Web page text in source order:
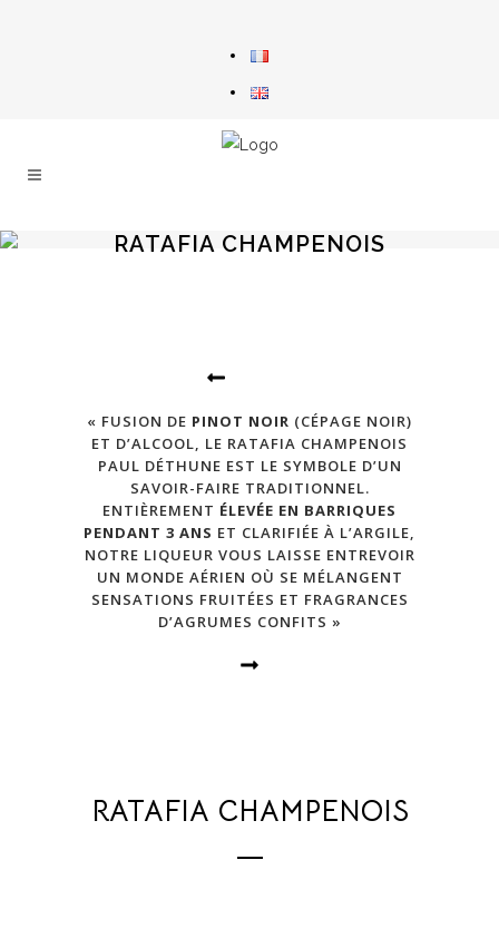
RATAFIA CHAMPENOIS
« FUSION DE PINOT NOIR (CÉPAGE NOIR)
ET D’ALCOOL, LE RATAFIA CHAMPENOIS
PAUL DÉTHUNE EST LE SYMBOLE D’UN
SAVOIR-FAIRE TRADITIONNEL.
ENTIÈREMENT ÉLEVÉE EN BARRIQUES
PENDANT 3 ANS ET CLARIFIÉE À L’ARGILE,
NOTRE LIQUEUR VOUS LAISSE ENTREVOIR
UN MONDE AÉRIEN OÙ SE MÉLANGENT
SENSATIONS FRUITÉES ET FRAGRANCES
D’AGRUMES CONFITS »
RATAFIA CHAMPENOIS